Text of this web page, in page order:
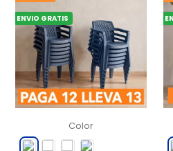
ENVIO GRATIS
Color